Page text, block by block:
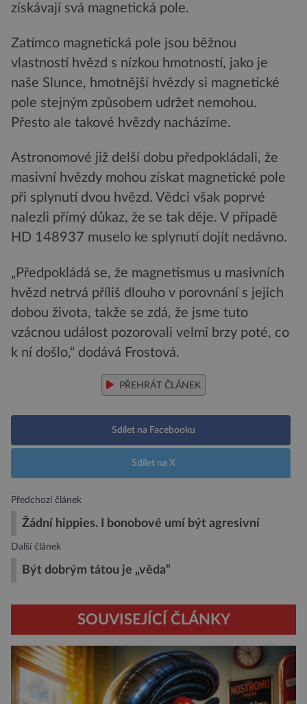
získávají svá magnetická pole.
Zatímco magnetická pole jsou běžnou
vlastností hvězd s nízkou hmotností, jako je
naše Slunce, hmotnější hvězdy si magnetické
pole stejným způsobem udržet nemohou.
Přesto ale takové hvězdy nacházíme.
Astronomové již delší dobu předpokládali, že
masivní hvězdy mohou získat magnetické pole
při splynutí dvou hvězd. Vědci však poprvé
nalezli přímý důkaz, že se tak děje. V případě
HD 148937 muselo ke splynutí dojít nedávno.
„Předpokládá se, že magnetismus u masivních
hvězd netrvá příliš dlouho v porovnání s jejich
dobou života, takže se zdá, že jsme tuto
vzácnou událost pozorovali velmi brzy poté, co
k ní došlo,“ dodává Frostová.
PŘEHRÁT ČLÁNEK
Sdílet na Facebooku
Sdílet na X
Předchozí článek
Žádní hippies. I bonobové umí být agresivní
Další článek
Být dobrým tátou je „věda“
SOUVISEJÍCÍ ČLÁNKY